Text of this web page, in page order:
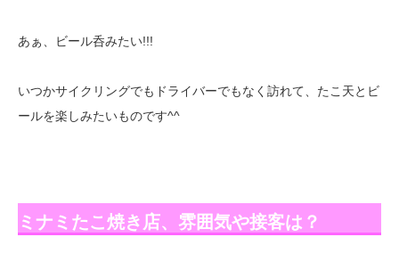
あぁ、ビール呑みたい!!!
いつかサイクリングでもドライバーでもなく訪れて、たこ天とビ
ールを楽しみたいものです^^
ミナミたこ焼き店、雰囲気や接客は？